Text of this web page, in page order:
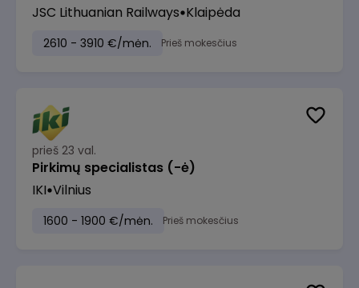
JSC Lithuanian Railways Klaipėda
2610 - 3910 €/mėn. Prieš mokesčius
prieš 23 val.
Pirkimų specialistas (-ė)
IKI Vilnius
1600 - 1900 €/mėn. Prieš mokesčius